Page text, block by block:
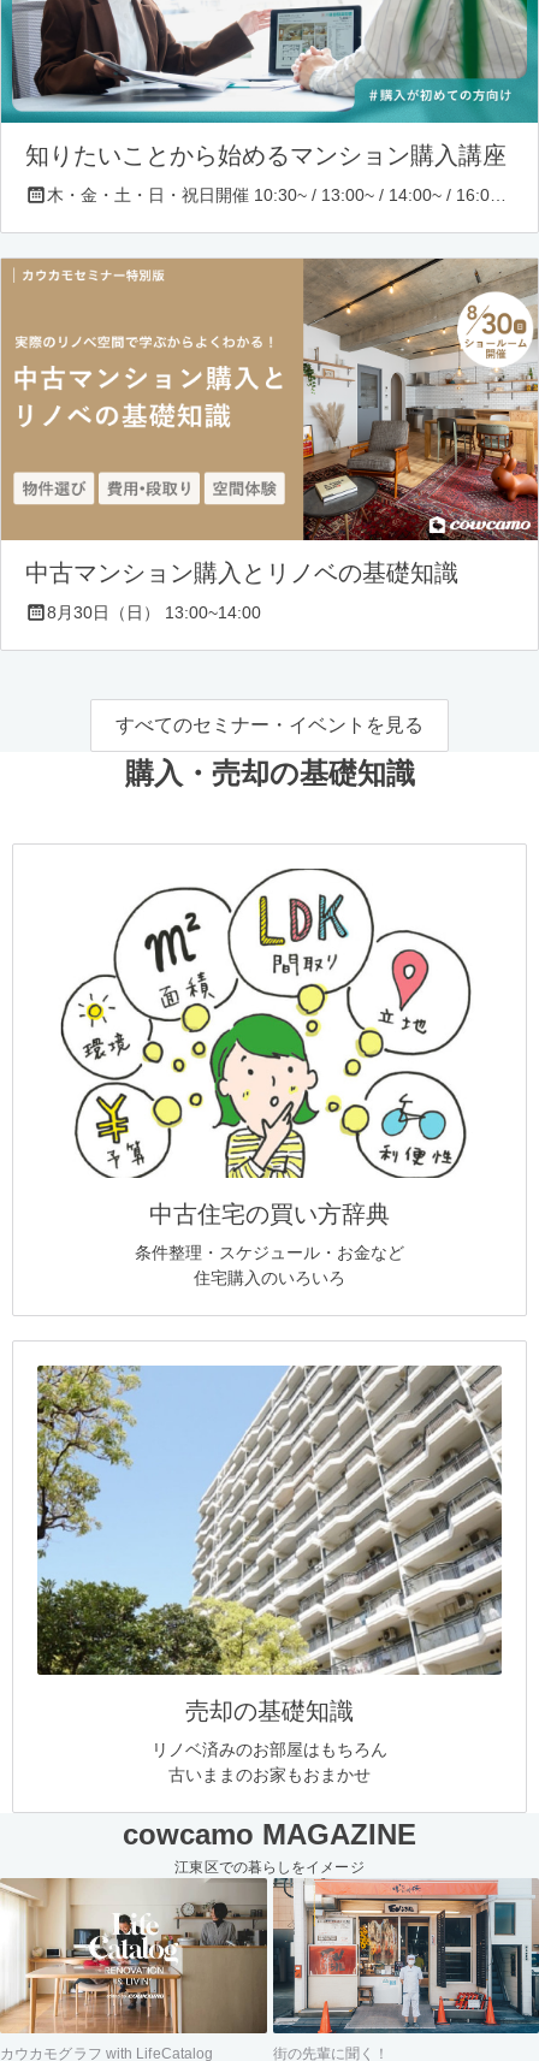
知りたいことから始めるマンション購入講座
中古マンション購入とリノベの基礎知識
8月30日（日） 13:00~14:00
すべてのセミナー・イベントを見る
購入・売却の基礎知識
中古住宅の買い方辞典
条件整理・スケジュール・お金など
住宅購入のいろいろ
売却の基礎知識
リノベ済みのお部屋はもちろん
古いままのお家もおまかせ
cowcamo MAGAZINE
江東区での暮らしをイメージ
カウカモグラフ with LifeCatalog 街の先輩に聞く！